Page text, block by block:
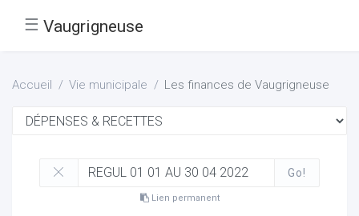
☰ Vaugrigneuse
Accueil Vie municipale Les finances de Vaugrigneuse
Go!
Lien permanent